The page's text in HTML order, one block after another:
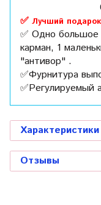
Сумка-
✅ Лучший
✅ Одно большое
карман, 1
"антивор" .
✅Фурнитура
✅Регулируемый
Характеристики
Отзывы